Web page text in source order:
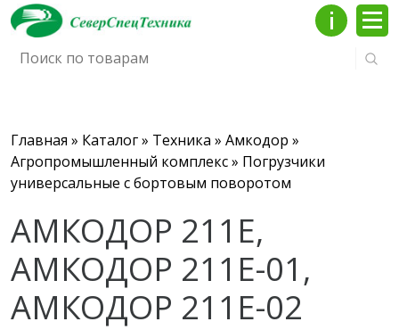
Инфо
Строка навигации
Главная Каталог Техника
Амкодор
Агропромышленный комплекс
Погрузчики
универсальные с бортовым поворотом
АМКОДОР 211E,
АМКОДОР 211Е-01,
АМКОДОР 211Е-02